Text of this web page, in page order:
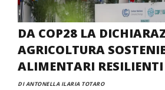
DA COP28 LA
AGRICOLTURA
ALIMENTARI RESILIENTI
DI ANTONELLA ILARIA TOTARO